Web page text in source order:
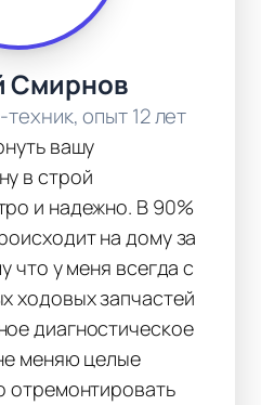
Смирнов
опыт 12 лет
вашу
в строй
и надежно. В 90%
на дому за
что у меня всегда с
ходовых запчастей
диагностическое
меняю целые
отремонтировать